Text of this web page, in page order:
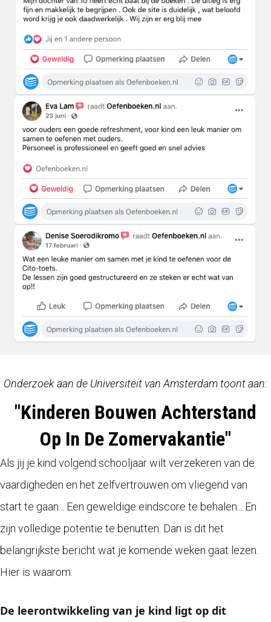
Onderzoek aan de Universiteit van Amsterdam toont aan:
"Kinderen Bouwen Achterstand
Op In De Zomervakantie"
Als jij je kind volgend schooljaar wilt verzekeren van de
vaardigheden en het zelfvertrouwen om vliegend van
start te gaan... Een geweldige eindscore te behalen... En
zijn volledige potentie te benutten. Dan is dit het
belangrijkste bericht wat je komende weken gaat lezen.
Hier is waarom:
De leerontwikkeling van je kind ligt op dit